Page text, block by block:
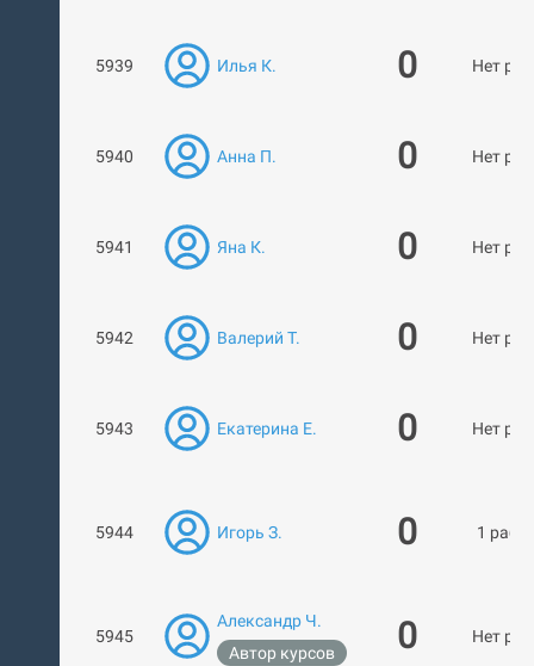
5939 Илья К. 0 Нет
5940 Анна П. 0 Нет
5941 Яна К. 0 Нет
5942 Валерий Т. 0 Нет
5943 Екатерина Е. 0 Нет
5944 Игорь З. 0 1
5945
Александр Ч.
Автор курсов
0 Нет